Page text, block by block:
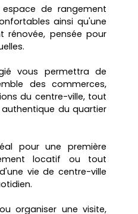
de rangement
ainsi qu'une
rénovée, pensée pour
vous permettra de
des commerces,
du centre-ville, tout
du quartier
pour une première
locatif ou tout
vie de centre-ville
organiser une visite,